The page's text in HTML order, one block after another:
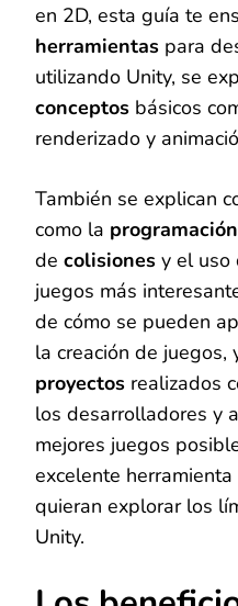
en 2D, esta guía te
herramientas para
utilizando Unity, se
conceptos básicos
renderizado y
También se explican
como la programación
de colisiones y el uso
juegos más
de cómo se pueden
la creación de
proyectos realizados
los desarrolladores y
mejores juegos
excelente
quieran explorar los
Unity.